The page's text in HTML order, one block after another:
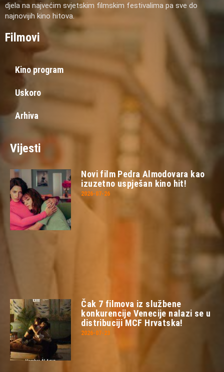
djela na najvećim svjetskim filmskim festivalima pa sve do
najnovijih kino hitova.
Filmovi
Kino program
Uskoro
Arhiva
Vijesti
Novi film Pedra Almodovara kao
izuzetno uspješan kino hit!
2026-07-26
Čak 7 filmova iz službene
konkurencije Venecije nalazi se u
distribuciji MCF Hrvatska!
2026-07-23